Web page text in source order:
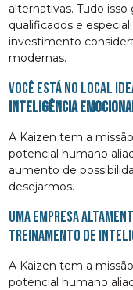
alternativas. Tudo
qualificados e
investimento
modernas.
Você está no local
inteligência
A Kaizen tem a
potencial humano
aumento de
desejarmos.
Uma empresa
Treinamento de
A Kaizen tem a
potencial humano